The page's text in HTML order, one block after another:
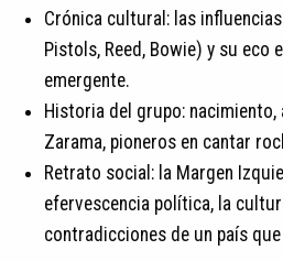
Crónica cultural: las
Pistols, Reed, Bowie) y su eco
emergente.
Historia del grupo: nacimiento,
Zarama, pioneros en cantar
Retrato social: la Margen
efervescencia política, la
contradicciones de un país